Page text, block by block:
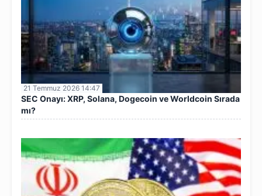
21 Temmuz 2026 14:47
SEC Onayı: XRP, Solana, Dogecoin ve Worldcoin Sırada
mı?